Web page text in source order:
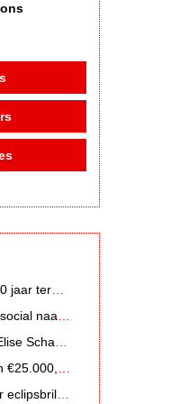
Nederlanders zoeken massaal naar eclipsbrillen op Marktplaats